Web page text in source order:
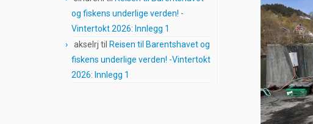
og fiskens underlige verden! -
Vintertokt 2026: Innlegg 1
akselrj til Reisen til Barentshavet og
fiskens underlige verden! -Vintertokt
2026: Innlegg 1